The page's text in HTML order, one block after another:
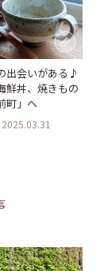
出会いがある♪
鮮丼、焼きもの
町」へ
2025.03.31